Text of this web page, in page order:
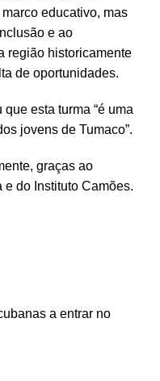
educativo, mas
e ao
região historicamente
de oportunidades.
esta turma “é uma
jovens de Tumaco”.
graças ao
do Instituto Camões.
a entrar no